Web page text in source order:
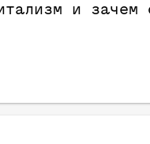
и зачем